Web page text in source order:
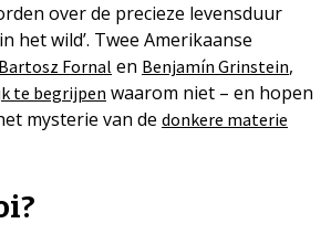
over de precieze levensduur
het wild’. Twee Amerikaanse
Bartosz Fornal en Benjamín Grinstein,
te begrijpen waarom niet – en hopen
mysterie van de donkere materie